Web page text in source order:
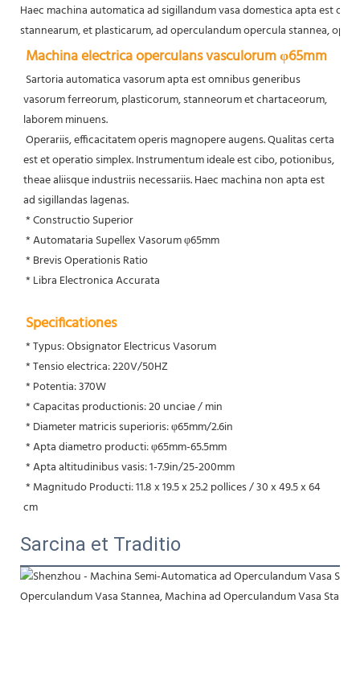
Haec machina automatica ad sigillandum vasa domestica apta est
stannearum, et plasticarum, ad operculandum opercula stannea,
Machina electrica operculans vasculorum φ65mm
vasorum ferreorum, plasticorum, stanneorum et chartaceorum,
laborem minuens.
est et operatio simplex. Instrumentum ideale est cibo, potionibus,
theae aliisque industriis necessariis. Haec machina non apta est
ad sigillandas lagenas.
* Constructio Superior
* Automataria Supellex Vasorum φ65mm
* Brevis Operationis Ratio
* Libra Electronica Accurata
Specificationes
* Typus: Obsignator Electricus Vasorum
* Tensio electrica: 220V/50HZ
* Potentia: 370W
* Capacitas productionis: 20 unciae / min
* Diameter matricis superioris: φ65mm/2.6in
* Apta diametro producti: φ65mm-65.5mm
* Apta altitudinibus vasis: 1-7.9in/25-200mm
cm
Sarcina et Traditio